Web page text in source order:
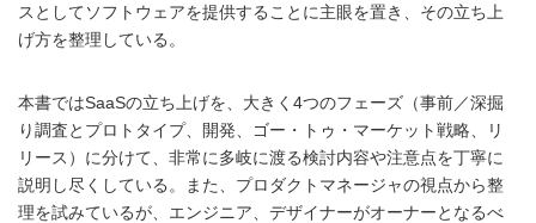
スとしてソフトウェアを提供することに主眼を置き、その立ち上
げ方を整理している。
本書ではSaaSの立ち上げを、大きく4つのフェーズ（事前／深掘
り調査とプロトタイプ、開発、ゴー・トゥ・マーケット戦略、リ
リース）に分けて、非常に多岐に渡る検討内容や注意点を丁寧に
説明し尽くしている。また、プロダクトマネージャの視点から整
理を試みているが、エンジニア、デザイナーがオーナーとなるべ